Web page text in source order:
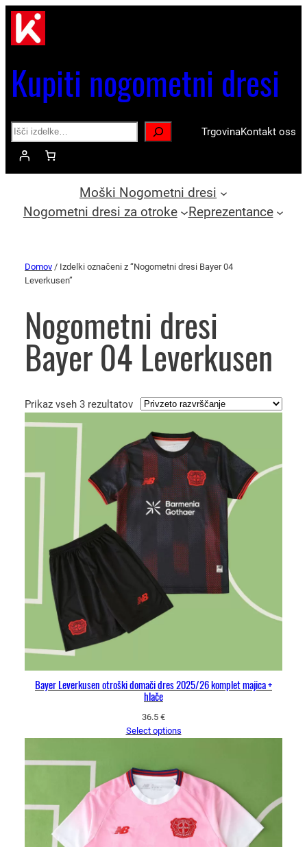
Kupiti nogometni dresi
Search TrgovinaKontakt oss
Moški Nogometni dresi
Nogometni dresi za otroke
Reprezentance
Domov / Izdelki označeni z “Nogometni dresi Bayer 04
Leverkusen”
Nogometni dresi
Bayer 04 Leverkusen
Prikaz vseh 3 rezultatov
Bayer Leverkusen otroški domači dres 2025/26 komplet majica +
hlače
36.5 €
Select options